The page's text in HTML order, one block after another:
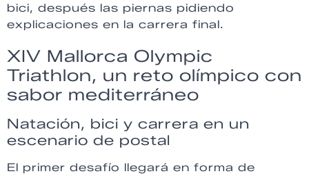
bici, después las piernas pidiendo
explicaciones en la carrera final.
XIV Mallorca Olympic
Triathlon, un reto olímpico con
sabor mediterráneo
Natación, bici y carrera en un
escenario de postal
El primer desafío llegará en forma de